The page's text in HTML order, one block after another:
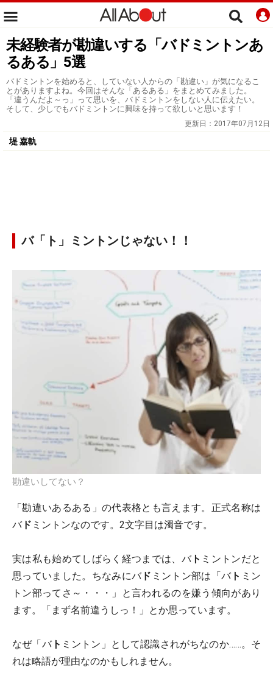
未経験者が勘違いする「バドミントンあ
るある」5選
バドミントンを始めると、していない人からの「勘違い」が気になるこ
とがありますよね。今回はそんな「あるある」をまとめてみました。
「違うんだよ～っ」って思いを、バドミントンをしない人に伝えたい。
そして、少しでもバドミントンに興味を持って欲しいと思います！
更新日： 2017年07月12日
堤 嘉軌
バ「ト」ミントンじゃない！！
勘違いしてない？
「勘違いあるある」の代表格とも言えます。正式名称は
バド ミントンなのです。2文字目は濁音です。
実は私も始めてしばらく経つまでは、バト ミントンだと
思っていました。ちなみにバド ミントン部は「バト ミン
トン部ってさ～・・・」と言われるのを嫌う傾向があり
ます。「まず名前違うしっ！」とか思っています。
なぜ「バト ミントン」として認識されがちなのか……。そ
れは略語が理由なのかもしれません。